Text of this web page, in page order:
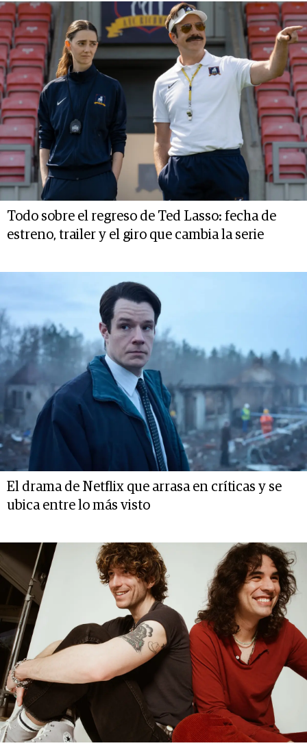
Todo sobre el regreso de Ted Lasso: fecha de
estreno, trailer y el giro que cambia la serie
El drama de Netflix que arrasa en críticas y se
ubica entre lo más visto